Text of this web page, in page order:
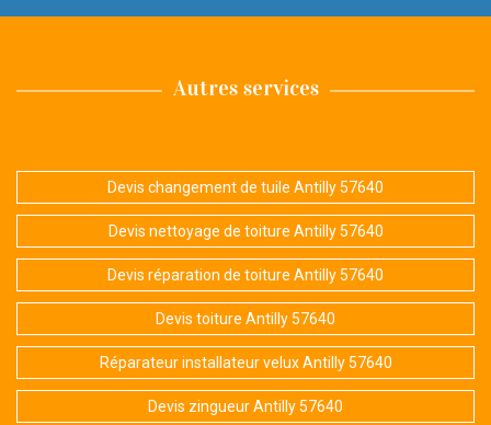
Autres services
Devis changement de tuile Antilly 57640
Devis nettoyage de toiture Antilly 57640
Devis réparation de toiture Antilly 57640
Devis toiture Antilly 57640
Réparateur installateur velux Antilly 57640
Devis zingueur Antilly 57640